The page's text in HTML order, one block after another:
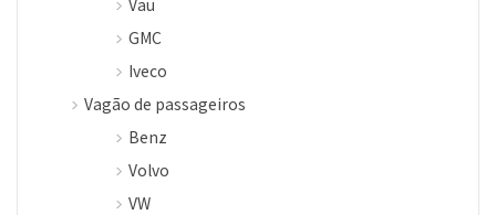
Vau
GMC
Iveco
Vagão de passageiros
Benz
Volvo
VW